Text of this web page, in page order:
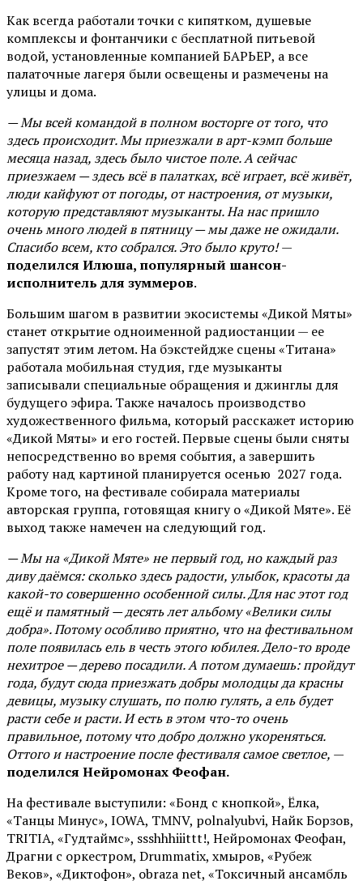
Как всегда работали точки с кипятком, душевые
комплексы и фонтанчики с бесплатной питьевой
водой, установленные компанией БАРЬЕР, а все
палаточные лагеря были освещены и размечены на
улицы и дома.
— Мы всей командой в полном восторге от того, что
здесь происходит. Мы приезжали в арт-кэмп больше
месяца назад, здесь было чистое поле. А сейчас
приезжаем — здесь всё в палатках, всё играет, всё живёт,
люди кайфуют от погоды, от настроения, от музыки,
которую представляют музыканты. На нас пришло
очень много людей в пятницу — мы даже не ожидали.
Спасибо всем, кто собрался. Это было круто!—
поделился Илюша, популярный шансон-
исполнитель для зуммеров.
Большим шагом в развитии экосистемы «Дикой Мяты»
станет открытие одноименной радиостанции — ее
запустят этим летом. На бэкстейдже сцены «Титана»
работала мобильная студия, где музыканты
записывали специальные обращения и джинглы для
будущего эфира. Также началось производство
художественного фильма, который расскажет историю
«Дикой Мяты» и его гостей. Первые сцены были сняты
непосредственно во время события, а завершить
работу над картиной планируется осенью 2027 года.
Кроме того, на фестивале собирала материалы
авторская группа, готовящая книгу о «Дикой Мяте». Её
выход также намечен на следующий год.
— Мы на «Дикой Мяте» не первый год, но каждый раз
диву даёмся: сколько здесь радости, улыбок, красоты да
какой-то совершенно особенной силы. Для нас этот год
ещё и памятный — десять лет альбому «Велики силы
добра». Потому особливо приятно, что на фестивальном
поле появилась ель в честь этого юбилея. Дело-то вроде
нехитрое — дерево посадили. А потом думаешь: пройдут
года, будут сюда приезжать добры молодцы да красны
девицы, музыку слушать, по полю гулять, а ель будет
расти себе и расти. И есть в этом что-то очень
правильное, потому что добро должно укореняться.
Оттого и настроение после фестиваля самое светлое, —
поделился Нейромонах Феофан.
На фестивале выступили: «Бонд с кнопкой», Ёлка,
«Танцы Минус», IOWA, TMNV, polnalyubvi, Найк Борзов,
TRITIA, «Гудтаймс», ssshhhiiittt!, Нейромонах Феофан,
Драгни с оркестром, Drummatix, хмыров, «Рубеж
Веков», «Диктофон», obraza net, «Токсичный ансамбль